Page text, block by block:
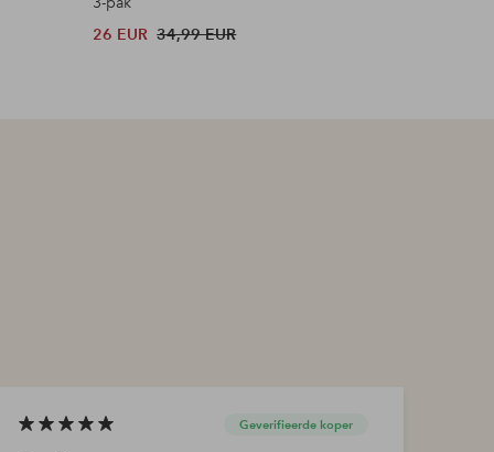
26 EUR 34,99 EUR
Geverifieerde koper